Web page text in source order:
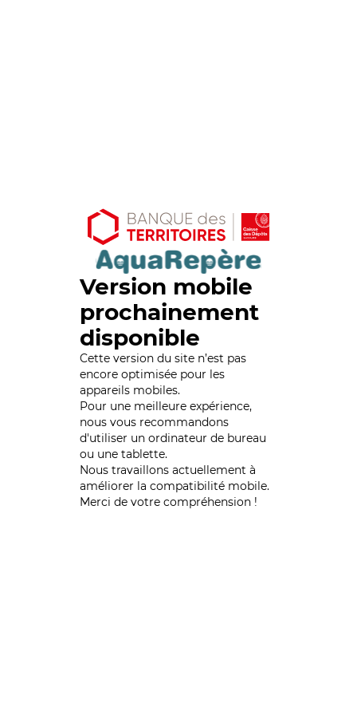
Version mobile
prochainement
disponible
Cette version du site n’est pas
encore optimisée pour les
appareils mobiles.
Pour une meilleure expérience,
nous vous recommandons
d'utiliser un ordinateur de bureau
ou une tablette.
Nous travaillons actuellement à
améliorer la compatibilité mobile.
Merci de votre compréhension !